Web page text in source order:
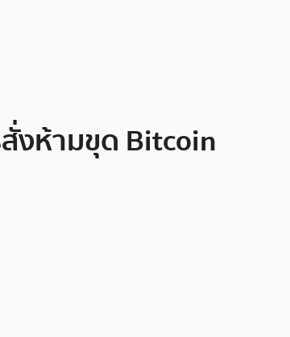
งห้ามขุด Bitcoin